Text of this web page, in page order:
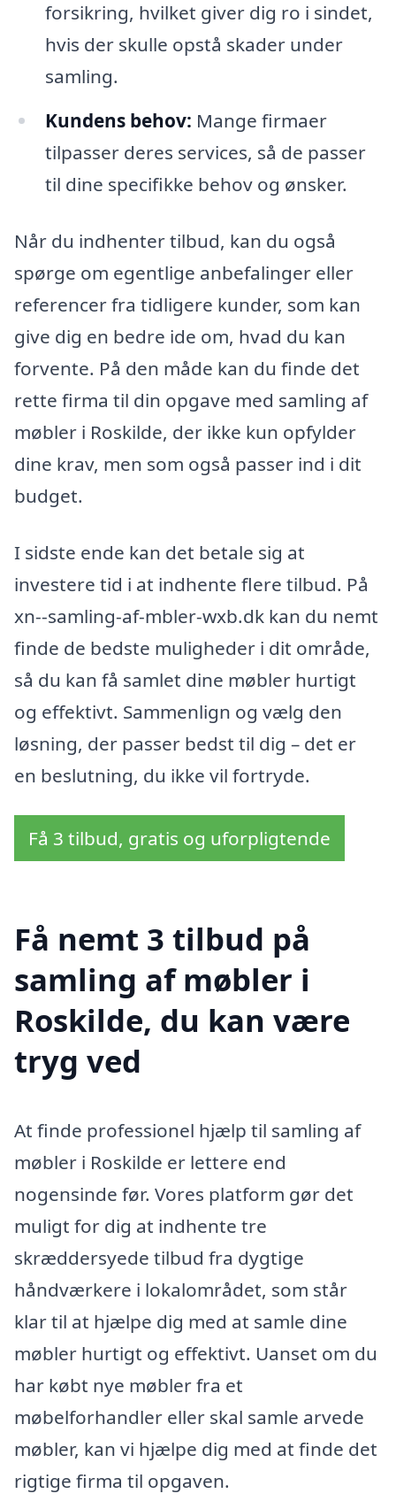
forsikring, hvilket giver dig ro i sindet,
hvis der skulle opstå skader under
samling.
Kundens behov: Mange firmaer
tilpasser deres services, så de passer
til dine specifikke behov og ønsker.
Når du indhenter tilbud, kan du også
spørge om egentlige anbefalinger eller
referencer fra tidligere kunder, som kan
give dig en bedre ide om, hvad du kan
forvente. På den måde kan du finde det
rette firma til din opgave med samling af
møbler i Roskilde, der ikke kun opfylder
dine krav, men som også passer ind i dit
budget.
I sidste ende kan det betale sig at
investere tid i at indhente flere tilbud. På
xn--samling-af-mbler-wxb.dk kan du nemt
finde de bedste muligheder i dit område,
så du kan få samlet dine møbler hurtigt
og effektivt. Sammenlign og vælg den
løsning, der passer bedst til dig – det er
en beslutning, du ikke vil fortryde.
Få 3 tilbud, gratis og uforpligtende
Få nemt 3 tilbud på
samling af møbler i
Roskilde, du kan være
tryg ved
At finde professionel hjælp til samling af
møbler i Roskilde er lettere end
nogensinde før. Vores platform gør det
muligt for dig at indhente tre
skræddersyede tilbud fra dygtige
håndværkere i lokalområdet, som står
klar til at hjælpe dig med at samle dine
møbler hurtigt og effektivt. Uanset om du
har købt nye møbler fra et
møbelforhandler eller skal samle arvede
møbler, kan vi hjælpe dig med at finde det
rigtige firma til opgaven.